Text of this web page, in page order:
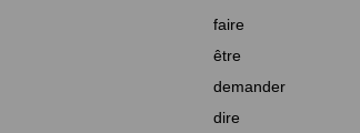
faire
être
demander
dire